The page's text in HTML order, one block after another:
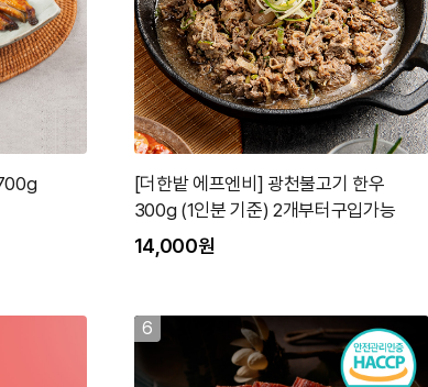
[더한밭 에프엔비] 광천불고기 한우
300g (1인분 기준) 2개부터구입가능
14,000원
6